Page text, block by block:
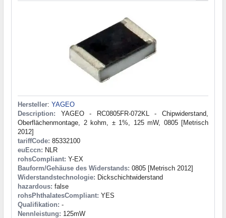
Hersteller: YAGEO
Description: YAGEO - RC0805FR-072KL - Chipwiderstand,
Oberflächenmontage, 2 kohm, ± 1%, 125 mW, 0805 [Metrisch
2012]
tariffCode: 85332100
euEccn: NLR
rohsCompliant: Y-EX
Bauform/Gehäuse des Widerstands: 0805 [Metrisch 2012]
Widerstandstechnologie: Dickschichtwiderstand
hazardous: false
rohsPhthalatesCompliant: YES
Qualifikation: -
Nennleistung: 125mW